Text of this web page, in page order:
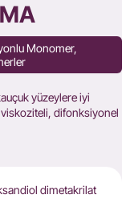
Monomer,
yüzeylere iyi
difonksiyonel
dimetakrilat